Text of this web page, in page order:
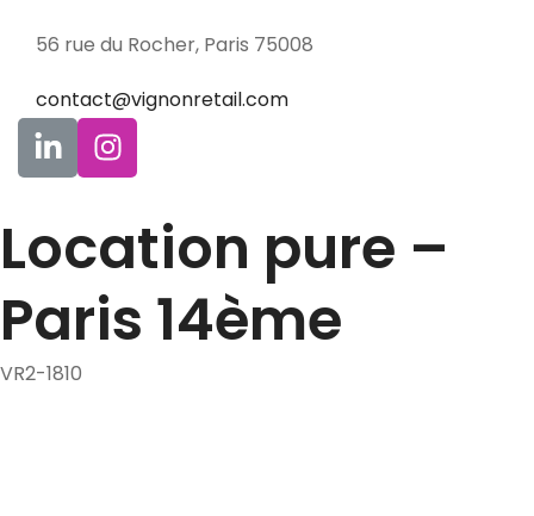
56 rue du Rocher, Paris 75008
contact@vignonretail.com
Location pure –
Paris 14ème
VR2-1810